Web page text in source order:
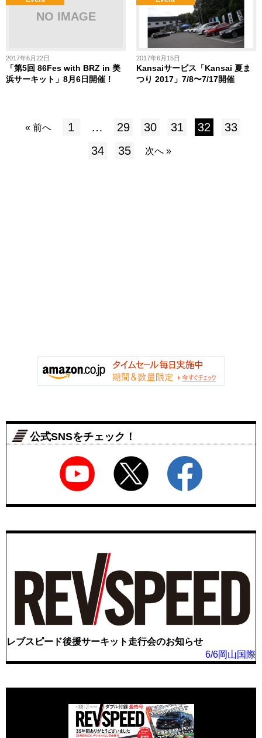
2017年6月22日
「第5回 86Fes with BRZ in 美
浜サーキット」8月6日開催！
2017年6月15日
Kansaiサービス「Kansai 夏ま
つり 2017」7/8〜7/17開催
« 前へ 1 … 29 30 31 32
33
34
35 次へ »
公式SNSをチェック！
レブスピード後援サーキット走行会のお知らせ
6/6岡山国際